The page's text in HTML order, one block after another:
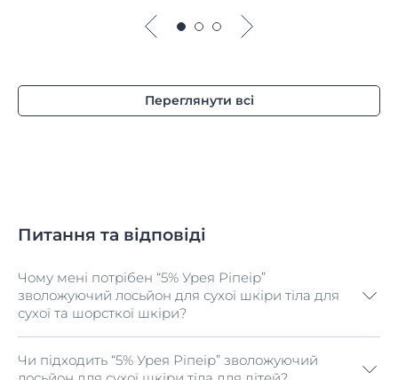
Переглянути всі
Питання та відповіді
Чому мені потрібен “5% Урея Ріпеір”
зволожуючий лосьйон для сухої шкіри тіла для
сухої та шорсткої шкіри?
“5% Урея Ріпеір” зволожуючий лосьйон для сухої
Чи підходить “5% Урея Ріпеір” зволожуючий